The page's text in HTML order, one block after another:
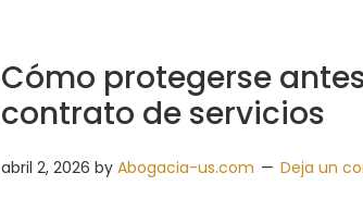
Cómo protegerse
contrato de servicios
abril 2, 2026 by Abogacia-us.com Deja un